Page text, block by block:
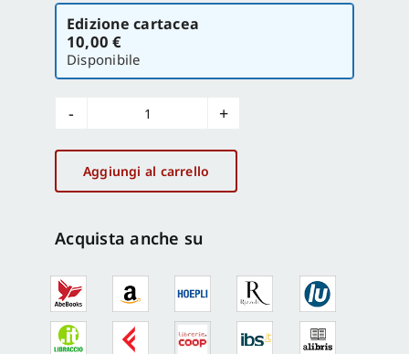
Scegli
versione
Edizione cartacea
10,00 €
Disponibile
Italia
Nostra
460/2011.
Referendum
quantità
Aggiungi al carrello
Acquista anche su